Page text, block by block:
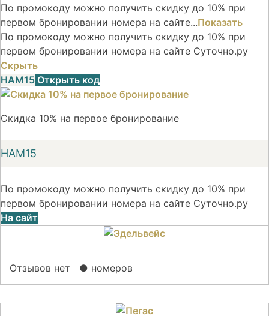
По промокоду можно получить скидку до 10% при
первом бронировании номера на сайте...Показать
По промокоду можно получить скидку до 10% при
первом бронировании номера на сайте Суточно.ру
Скрыть
НАМ15 Открыть код
Скидка 10% на первое бронирование
НАМ15
По промокоду можно получить скидку до 10% при
первом бронировании номера на сайте Суточно.ру
На сайт
Отзывов нет ● номеров